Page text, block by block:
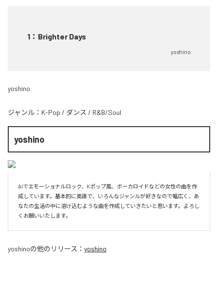
1 ： Brighter Days
yoshino
yoshino
ジャンル： K-Pop / ダンス / R&B/Soul
yoshino
AIでエモーショナルロック、Kポップ風、ボーカロイドなどの女性の曲を作
成しています。基本的に英語で、いろんなジャンルが好きなので幅広く、あ
なたの生活の中に溶け込むような曲を作成していきたいと思います。よろし
くお願いいたします。
yoshinoの他のリリース： yoshino